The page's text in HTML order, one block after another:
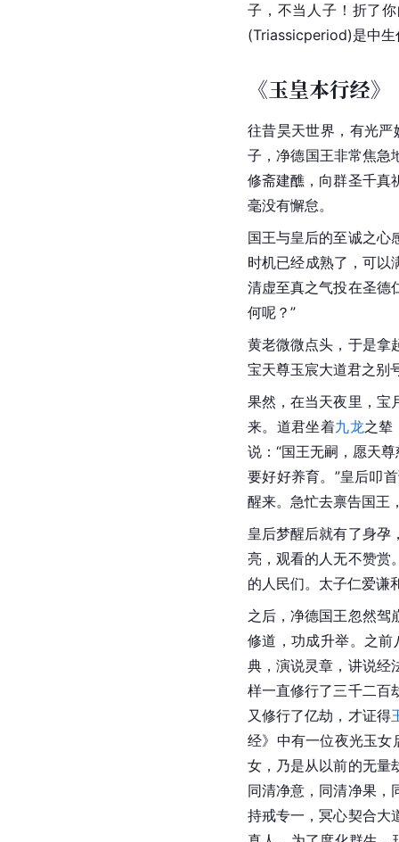
子，不当人子！折了
(Triassicperiod)是中
《玉皇本行经》
往昔昊天世界，有光严
子，净德国王非常焦急
修斋建醮，向群圣千真
毫没有懈怠。
国王与皇后的至诚之心
时机已经成熟了，可以
清虚至真之气投在圣德
何呢？”
黄老微微点头，于是拿
宝天尊玉宸大道君之别
果然，在当天夜里，宝
来。道君坐着九龙之辇
说：“国王无嗣，愿天
要好好养育。”皇后叩
醒来。急忙去禀告国王
皇后梦醒后就有了身孕
亮，观看的人无不赞赏
的人民们。太子仁爱谦
之后，净德国王忽然驾
修道，功成升举。之
典，演说灵章，讲说经
样一直修行了三千二百
又修行了亿劫，才证得
经》中有一位夜光玉女
女，乃是从以前的无量
同清净意，同清净果，
持戒专一，冥心契合大